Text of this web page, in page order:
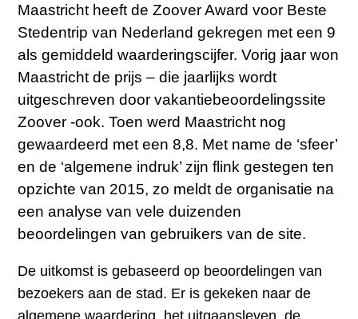
Maastricht heeft de Zoover Award voor Beste
Stedentrip van Nederland gekregen met een 9
als gemiddeld waarderingscijfer. Vorig jaar won
Maastricht de prijs – die jaarlijks wordt
uitgeschreven door vakantiebeoordelingssite
Zoover -ook. Toen werd Maastricht nog
gewaardeerd met een 8,8. Met name de ‘sfeer’
en de ‘algemene indruk’ zijn flink gestegen ten
opzichte van 2015, zo meldt de organisatie na
een analyse van vele duizenden
beoordelingen van gebruikers van de site.
De uitkomst is gebaseerd op beoordelingen van
bezoekers aan de stad. Er is gekeken naar de
algemene waardering, het uitgaansleven, de